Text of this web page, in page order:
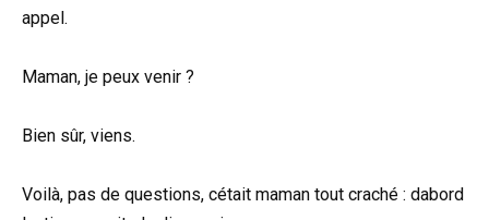
appel.
Maman, je peux venir ?
Bien sûr, viens.
Voilà, pas de questions, cétait maman tout craché : dabord